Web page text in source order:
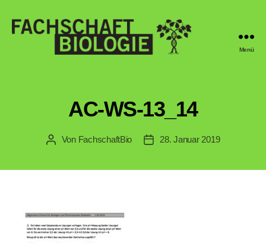
Menü
AC-WS-13_14
Beitragsautor
Von FachschaftBio Veröffentlichungsdatum
28. Januar 2019